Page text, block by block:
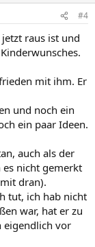
#4
raus ist und
mit ihm. Er
und noch ein
ein paar Ideen.
auch als der
es nicht gemerkt
dran).
tut, ich hab nicht
war, hat er zu
eigendlich vor